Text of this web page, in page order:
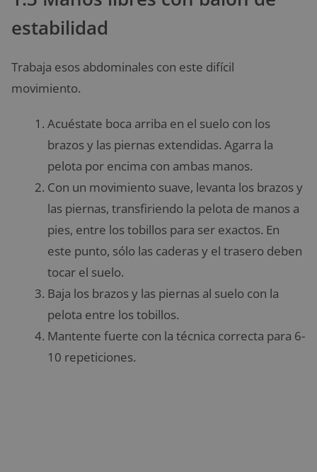
estabilidad
Trabaja esos abdominales con este difícil
movimiento.
Acuéstate boca arriba en el suelo con los
brazos y las piernas extendidas. Agarra la
pelota por encima con ambas manos.
Con un movimiento suave, levanta los brazos y
las piernas, transfiriendo la pelota de manos a
pies, entre los tobillos para ser exactos. En
este punto, sólo las caderas y el trasero deben
tocar el suelo.
Baja los brazos y las piernas al suelo con la
pelota entre los tobillos.
Mantente fuerte con la técnica correcta para 6-
10 repeticiones.